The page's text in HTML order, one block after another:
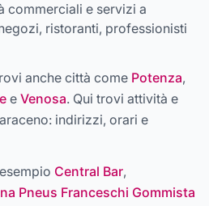
commerciali e servizi a
ristoranti, professionisti
anche città come Potenza,
e Venosa. Qui trovi attività e
: indirizzi, orari e
Central Bar,
Pneus Franceschi Gommista